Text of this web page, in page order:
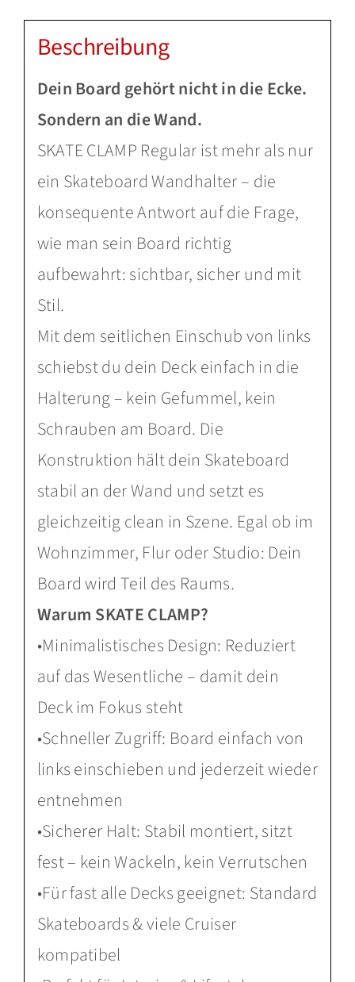
Beschreibung
Dein Board gehört nicht in die Ecke.
Sondern an die Wand.
SKATE CLAMP Regular ist mehr als nur
ein Skateboard Wandhalter – die
konsequente Antwort auf die Frage,
wie man sein Board richtig
aufbewahrt: sichtbar, sicher und mit
Stil.
Mit dem seitlichen Einschub von links
schiebst du dein Deck einfach in die
Halterung – kein Gefummel, kein
Schrauben am Board. Die
Konstruktion hält dein Skateboard
stabil an der Wand und setzt es
gleichzeitig clean in Szene. Egal ob im
Wohnzimmer, Flur oder Studio: Dein
Board wird Teil des Raums.
Warum SKATE CLAMP?
•Minimalistisches Design: Reduziert
auf das Wesentliche – damit dein
Deck im Fokus steht
•Schneller Zugriff: Board einfach von
links einschieben und jederzeit wieder
entnehmen
•Sicherer Halt: Stabil montiert, sitzt
fest – kein Wackeln, kein Verrutschen
•Für fast alle Decks geeignet: Standard
Skateboards & viele Cruiser
kompatibel